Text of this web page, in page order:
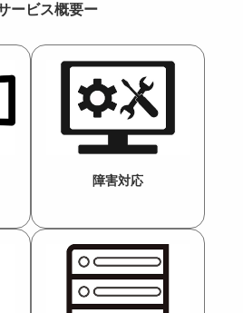
ービス概要ー
障害対応